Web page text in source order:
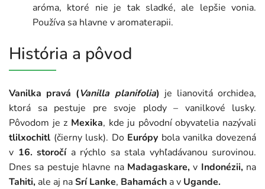
aróma, ktoré nie je tak sladké, ale lepšie vonia.
Používa sa hlavne v aromaterapii.
História a pôvod
Vanilka pravá (Vanilla planifolia) je lianovitá orchidea,
ktorá sa pestuje pre svoje plody – vanilkové lusky.
Pôvodom je z Mexika, kde ju pôvodní obyvatelia nazývali
tlilxochitl (čierny lusk). Do Európy bola vanilka dovezená
v 16. storočía rýchlo sa stala vyhľadávanou surovinou.
Dnes sa pestuje hlavne na Madagaskare,v Indonézii, na
Tahiti, ale aj naSrí Lanke, Bahamách a v Ugande.